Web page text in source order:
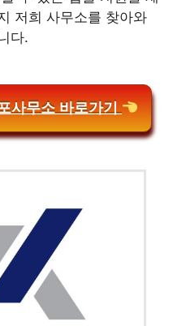
저희 사무소를 찾아와
다.
사무소 바로가기